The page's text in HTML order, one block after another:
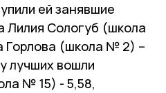
ей занявшие
Лилия Сологуб (школа
Горлова (школа № 2) –
лучших вошли
№ 15) - 5,58,